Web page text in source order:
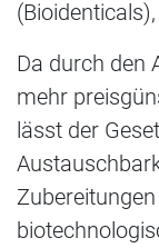
Da durch den
mehr
lässt der